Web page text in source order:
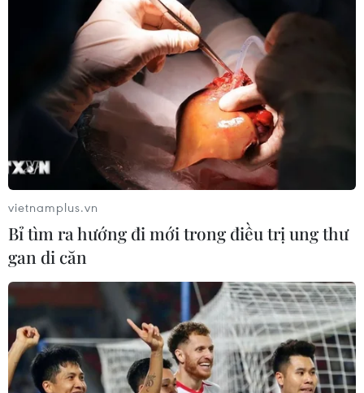
vietnamplus.vn
Bỉ tìm ra hướng đi mới trong điều trị ung thư
gan di căn